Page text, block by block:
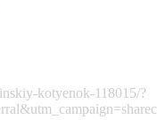
kotyenok-118015/?